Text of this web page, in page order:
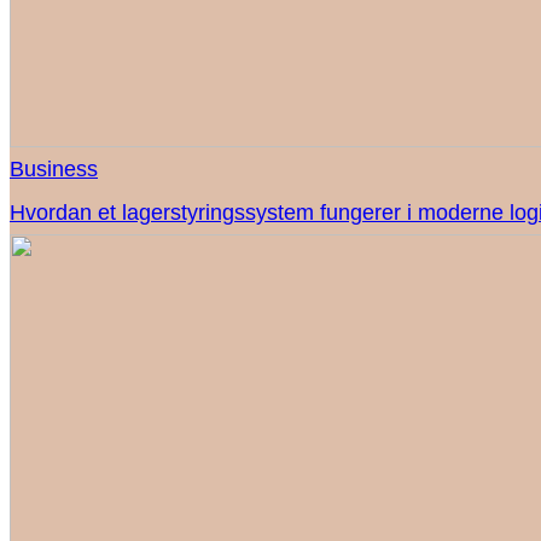
Business
Hvordan et lagerstyringssystem fungerer i moderne